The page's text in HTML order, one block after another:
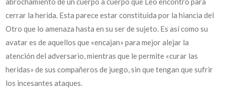
cerrar la herida. Esta parece estar constituida por la hiancia del
Otro que lo amenaza hasta en su ser de sujeto. Es así como su
avatar es de aquellos que «encajan» para mejor alejar la
atención del adversario, mientras que le permite «curar las
heridas» de sus compañeros de juego, sin que tengan que sufrir
los incesantes ataques.